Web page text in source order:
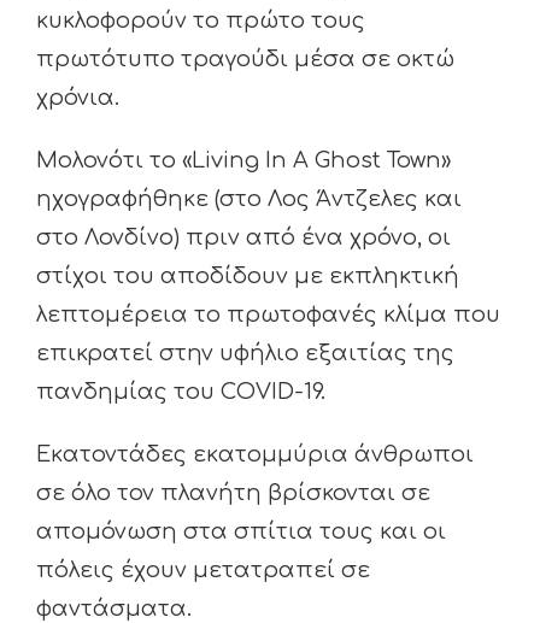
κυκλοφορούν το πρώτο τους
πρωτότυπο τραγούδι μέσα σε οκτώ
χρόνια.
Μολονότι το «Living In A Ghost Town»
ηχογραφήθηκε (στο Λος Άντζελες και
στο Λονδίνο) πριν από ένα χρόνο, οι
στίχοι του αποδίδουν με εκπληκτική
λεπτομέρεια το πρωτοφανές κλίμα που
επικρατεί στην υφήλιο εξαιτίας της
πανδημίας του COVID-19.
Εκατοντάδες εκατομμύρια άνθρωποι
σε όλο τον πλανήτη βρίσκονται σε
απομόνωση στα σπίτια τους και οι
πόλεις έχουν μετατραπεί σε
φαντάσματα.